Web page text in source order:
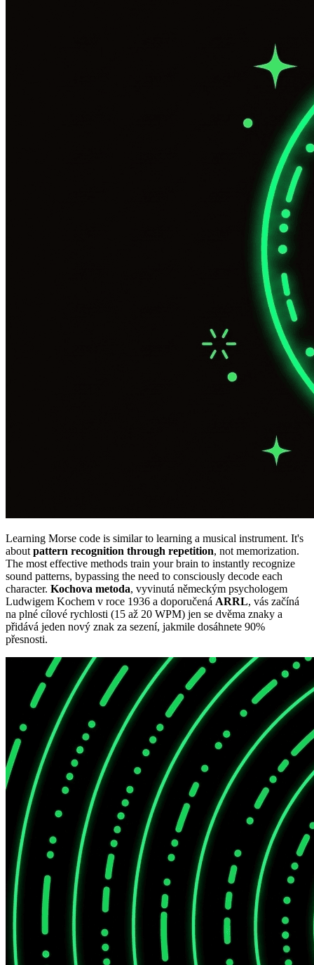
Learning Morse code is similar to learning a musical instrument. It's
about pattern recognition through repetition, not memorization.
The most effective methods train your brain to instantly recognize
sound patterns, bypassing the need to consciously decode each
character. Kochova metoda, vyvinutá německým psychologem
Ludwigem Kochem v roce 1936 a doporučená ARRL, vás začíná
na plné cílové rychlosti (15 až 20 WPM) jen se dvěma znaky a
přidává jeden nový znak za sezení, jakmile dosáhnete 90%
přesnosti.